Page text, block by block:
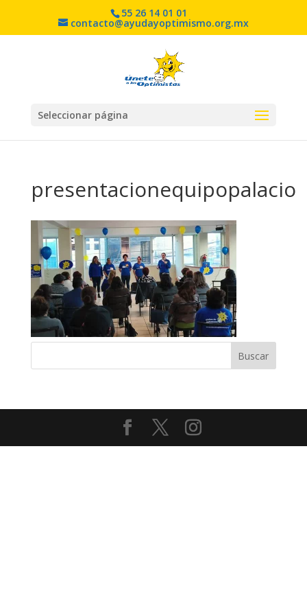
55 26 14 01 01
contacto@ayudayoptimismo.org.mx
Seleccionar página
presentacionequipopalacio